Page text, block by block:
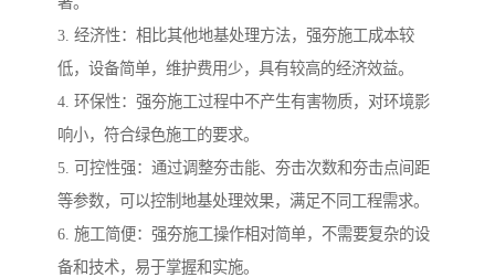
3. 经济性：相比其他地基处理方法，强夯施工成本较
低，设备简单，维护费用少，具有较高的经济效益。
4. 环保性：强夯施工过程中不产生有害物质，对环境影
响小，符合绿色施工的要求。
5. 可控性强：通过调整夯击能、夯击次数和夯击点间距
等参数，可以控制地基处理效果，满足不同工程需求。
6. 施工简便：强夯施工操作相对简单，不需要复杂的设
备和技术，易于掌握和实施。